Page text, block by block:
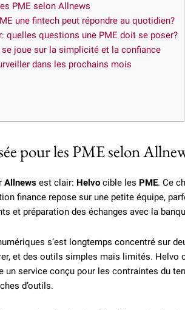
PME selon Allnews
une fintech peut répondre au quotidien?
quelles questions une PME doit se poser?
joue sur la simplicité et la confiance
dans les prochains mois
pour les PME selon
Allnews est clair: Helvo cible les PME. Ce
finance repose sur une petite équipe,
et préparation des échanges avec la
s’est longtemps concentré sur
et des outils simples mais limités. Helvo
un service conçu pour les contraintes du
d’outils.